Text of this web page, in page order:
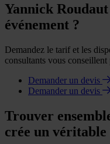
Yannick
événement ?
Demandez le tarif et les
consultants vous conseillent
Demander un devis
Demander un devis
Trouver
crée un